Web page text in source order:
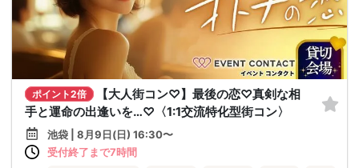
ポイント2倍
【大人街コン♡】最後の恋♡真剣な相
手と運命の出逢いを…♡〈1:1交流特化型街コン〉
池袋 | 8月9日(日) 16:30〜
受付終了まで7時間